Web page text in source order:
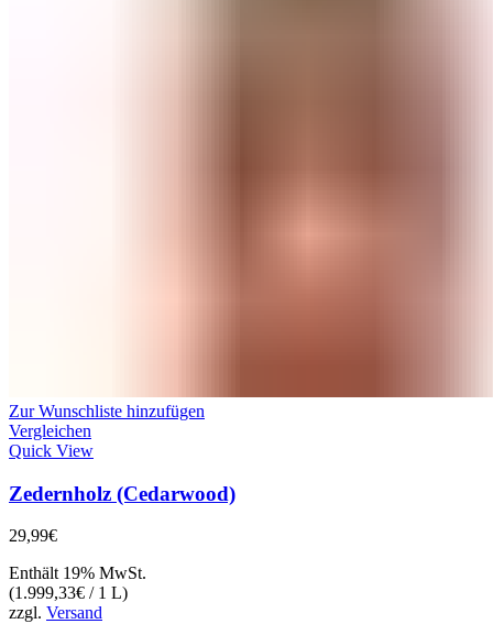
Zur Wunschliste hinzufügen
Vergleichen
Quick View
Zedernholz (Cedarwood)
29,99€
Enthält 19% MwSt.
(1.999,33€ / 1 L)
zzgl. Versand